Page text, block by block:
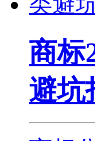
商标
避坑